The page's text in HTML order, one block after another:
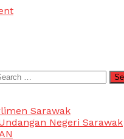
Sarawak
Negeri Sarawak